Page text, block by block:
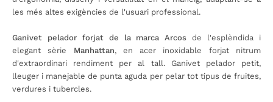
les més altes exigències de l'usuari professional.
Ganivet pelador forjat de la marca Arcos de l'esplèndida i
elegant sèrie Manhattan, en acer inoxidable forjat nitrum
d'extraordinari rendiment per al tall. Ganivet pelador petit,
lleuger i manejable de punta aguda per pelar tot tipus de fruites,
verdures i tubercles.